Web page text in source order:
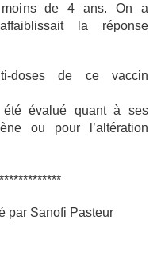
de 4 ans. On a
la réponse
doses de ce vaccin
été évalué quant à ses
ou pour l’altération
par Sanofi Pasteur